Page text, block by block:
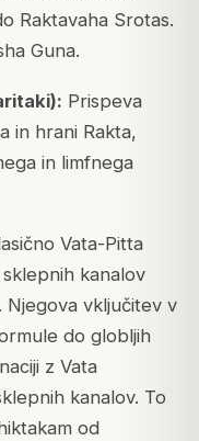
Raktavaha Srotas.
Guna.
Prispeva
in hrani Rakta,
in limfnega
Vata-Pitta
kanalov
Njegova vključitev v
do globljih
z Vata
kanalov. To
od